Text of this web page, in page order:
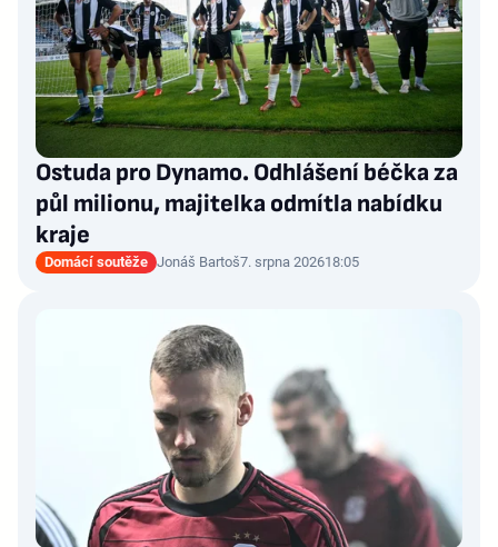
Ostuda pro Dynamo. Odhlášení béčka za
půl milionu, majitelka odmítla nabídku
kraje
Domácí soutěže Jonáš Bartoš7. srpna 202618:05